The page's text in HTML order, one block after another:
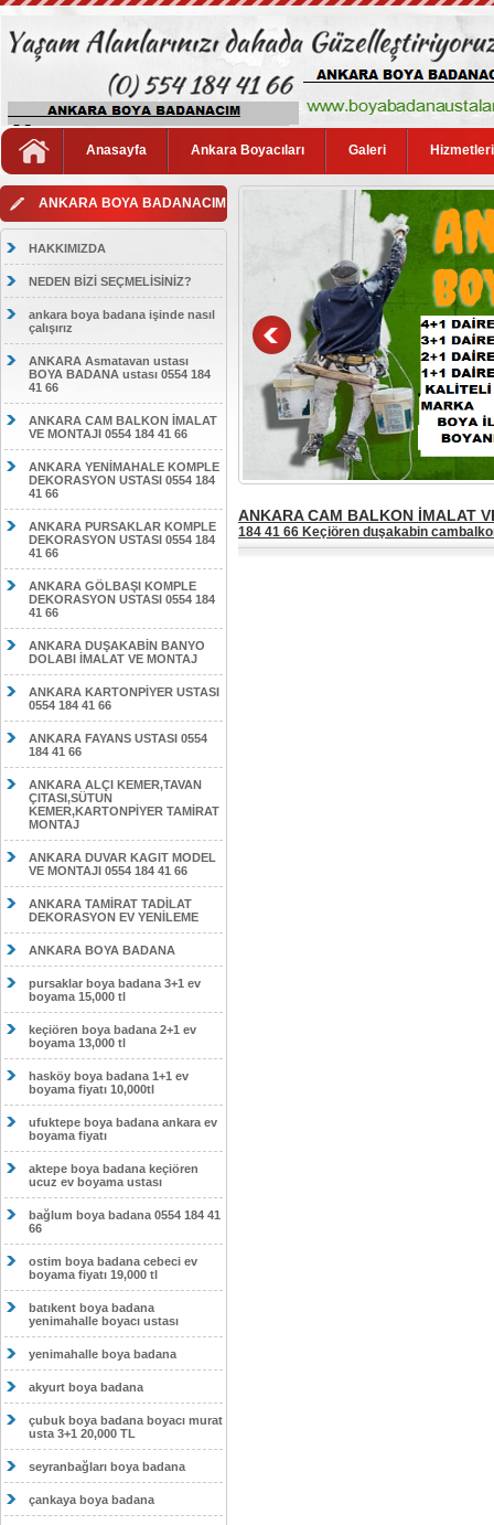
Anasayfa Ankara Boyacıları Galeri
ANKARA BOYA BADANACIM
HAKKIMIZDA
NEDEN BİZİ SEÇMELİSİNİZ?
ankara boya badana işinde nasıl
çalışırız
ANKARA Asmatavan ustası
BOYA BADANA ustası 0554 184
41 66
ANKARA CAM BALKON İMALAT
VE MONTAJI 0554 184 41 66
ANKARA YENİMAHALE KOMPLE
DEKORASYON USTASI 0554 184
41 66
ANKARA PURSAKLAR KOMPLE
DEKORASYON USTASI 0554 184
41 66
ANKARA GÖLBAŞI KOMPLE
DEKORASYON USTASI 0554 184
41 66
ANKARA DUŞAKABİN BANYO
DOLABI İMALAT VE MONTAJ
ANKARA KARTONPİYER USTASI
0554 184 41 66
ANKARA FAYANS USTASI 0554
184 41 66
ANKARA ALÇI KEMER,TAVAN
ÇITASI,SÜTUN
KEMER,KARTONPİYER TAMİRAT
MONTAJ
ANKARA DUVAR KAGIT MODEL
VE MONTAJI 0554 184 41 66
ANKARA TAMİRAT TADİLAT
DEKORASYON EV YENİLEME
ANKARA BOYA BADANA
pursaklar boya badana 3+1 ev
boyama 15,000 tl
keçiören boya badana 2+1 ev
boyama 13,000 tl
hasköy boya badana 1+1 ev
boyama fiyatı 10,000tl
ufuktepe boya badana ankara ev
boyama fiyatı
aktepe boya badana keçiören
ucuz ev boyama ustası
bağlum boya badana 0554 184 41
66
ostim boya badana cebeci ev
boyama fiyatı 19,000 tl
batıkent boya badana
yenimahalle boyacı ustası
yenimahalle boya badana
akyurt boya badana
çubuk boya badana boyacı murat
usta 3+1 20,000 TL
seyranbağları boya badana
çankaya boya badana
ANKARA CAM BALKON İMALAT
184 41 66 Keçiören duşakabin